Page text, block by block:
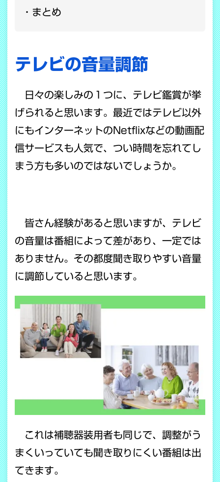
まとめ
テレビの音量調節
日々の楽しみの１つに、テレビ鑑賞が挙
げられると思います。最近ではテレビ以外
にもインターネットのNetflixなどの動画配
信サービスも人気で、つい時間を忘れてし
まう方も多いのではないでしょうか。
皆さん経験があると思いますが、テレビ
の音量は番組によって差があり、一定では
ありません。その都度聞き取りやすい音量
に調節していると思います。
これは補聴器装用者も同じで、調整がう
まくいっていても聞き取りにくい番組は出
てきます。